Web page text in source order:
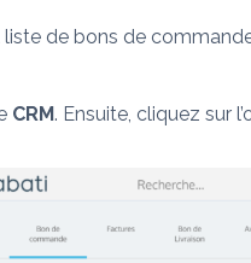
de bons de
CRM. Ensuite, cliquez sur